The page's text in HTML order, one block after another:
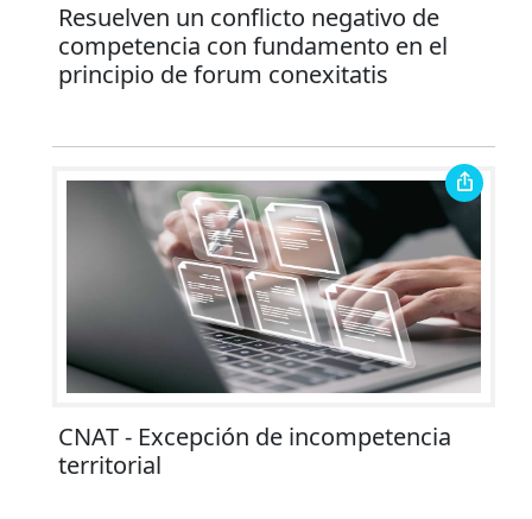
Resuelven un conflicto negativo de
competencia con fundamento en el
principio de forum conexitatis
CNAT - Excepción de incompetencia
territorial